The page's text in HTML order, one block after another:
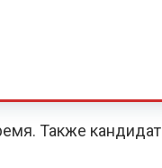
Также кандидат